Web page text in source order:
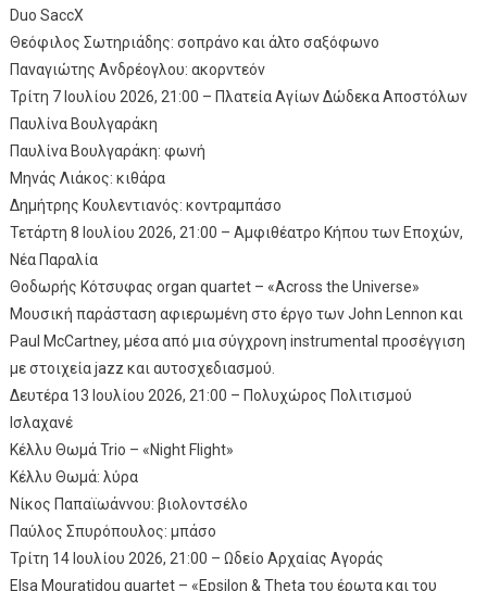
Duo SaccX
Θεόφιλος Σωτηριάδης: σοπράνο και άλτο σαξόφωνο
Παναγιώτης Ανδρέογλου: ακορντεόν
Τρίτη 7 Ιουλίου 2026, 21:00 – Πλατεία Αγίων Δώδεκα Αποστόλων
Παυλίνα Βουλγαράκη
Παυλίνα Βουλγαράκη: φωνή
Μηνάς Λιάκος: κιθάρα
Δημήτρης Κουλεντιανός: κοντραμπάσο
Τετάρτη 8 Ιουλίου 2026, 21:00 – Αμφιθέατρο Κήπου των Εποχών,
Νέα Παραλία
Θοδωρής Κότσυφας organ quartet – «Across the Universe»
Μουσική παράσταση αφιερωμένη στο έργο των John Lennon και
Paul McCartney, μέσα από μια σύγχρονη instrumental προσέγγιση
με στοιχεία jazz και αυτοσχεδιασμού.
Δευτέρα 13 Ιουλίου 2026, 21:00 – Πολυχώρος Πολιτισμού
Ισλαχανέ
Κέλλυ Θωμά Trio – «Night Flight»
Κέλλυ Θωμά: λύρα
Νίκος Παπαϊωάννου: βιολοντσέλο
Παύλος Σπυρόπουλος: μπάσο
Τρίτη 14 Ιουλίου 2026, 21:00 – Ωδείο Αρχαίας Αγοράς
Elsa Mouratidou quartet – «Epsilon & Theta του έρωτα και του